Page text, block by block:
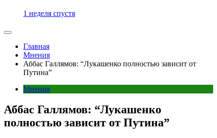
1 неделя спустя
Главная
Мнения
Аббас Галлямов: “Лукашенко полностью зависит от
Путина”
Мнения
Аббас Галлямов: “Лукашенко
полностью зависит от Путина”